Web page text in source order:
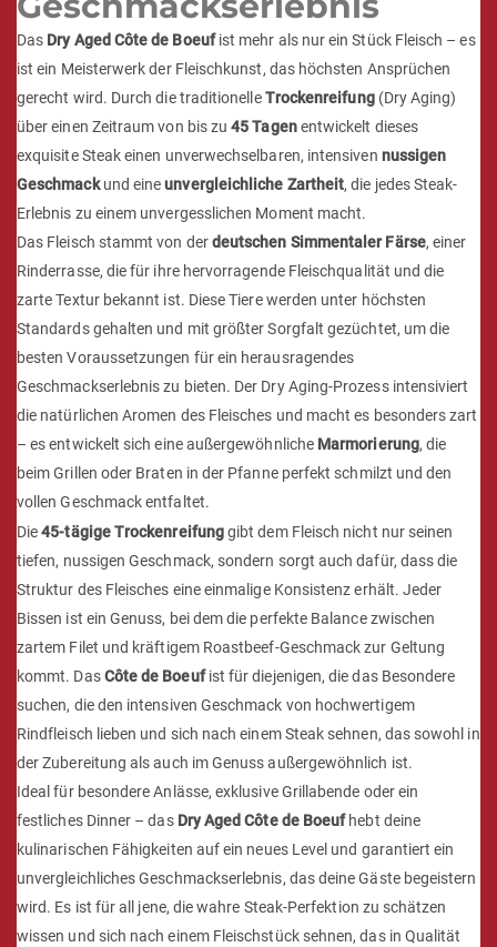
Das Dry Aged Côte de Boeufist mehr als nur ein Stück Fleisch – es
ist ein Meisterwerk der Fleischkunst, das höchsten Ansprüchen
gerecht wird. Durch die traditionelleTrockenreifung(Dry Aging)
über einen Zeitraum von bis zu45 Tagenentwickelt dieses
exquisite Steak einen unverwechselbaren, intensiven nussigen
Geschmackund eineunvergleichliche Zartheit, die jedes Steak-
Erlebnis zu einem unvergesslichen Moment macht.
Das Fleisch stammt von derdeutschen Simmentaler Färse, einer
Rinderrasse, die für ihre hervorragende Fleischqualität und die
zarte Textur bekannt ist. Diese Tiere werden unter höchsten
Standards gehalten und mit größter Sorgfalt gezüchtet, um die
besten Voraussetzungen für ein herausragendes
Geschmackserlebnis zu bieten. Der Dry Aging-Prozess intensiviert
die natürlichen Aromen des Fleisches und macht es besonders zart
– es entwickelt sich eine außergewöhnliche Marmorierung, die
beim Grillen oder Braten in der Pfanne perfekt schmilzt und den
vollen Geschmack entfaltet.
Die45-tägige Trockenreifunggibt dem Fleisch nicht nur seinen
tiefen, nussigen Geschmack, sondern sorgt auch dafür, dass die
Struktur des Fleisches eine einmalige Konsistenz erhält. Jeder
Bissen ist ein Genuss, bei dem die perfekte Balance zwischen
zartem Filet und kräftigem Roastbeef-Geschmack zur Geltung
kommt. DasCôte de Boeufist für diejenigen, die das Besondere
suchen, die den intensiven Geschmack von hochwertigem
Rindfleisch lieben und sich nach einem Steak sehnen, das sowohl in
der Zubereitung als auch im Genuss außergewöhnlich ist.
Ideal für besondere Anlässe, exklusive Grillabende oder ein
festliches Dinner – das Dry Aged Côte de Boeufhebt deine
kulinarischen Fähigkeiten auf ein neues Level und garantiert ein
unvergleichliches Geschmackserlebnis, das deine Gäste begeistern
wird. Es ist für all jene, die wahre Steak-Perfektion zu schätzen
wissen und sich nach einem Fleischstück sehnen, das in Qualität